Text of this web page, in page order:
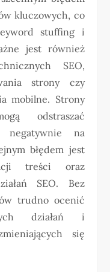
kluczowych, co
stuffing i
jest również
SEO,
strony czy
mobilne. Strony
odstraszać
negatywnie na
błędem jest
treści oraz
SEO. Bez
trudno ocenić
działań i
się